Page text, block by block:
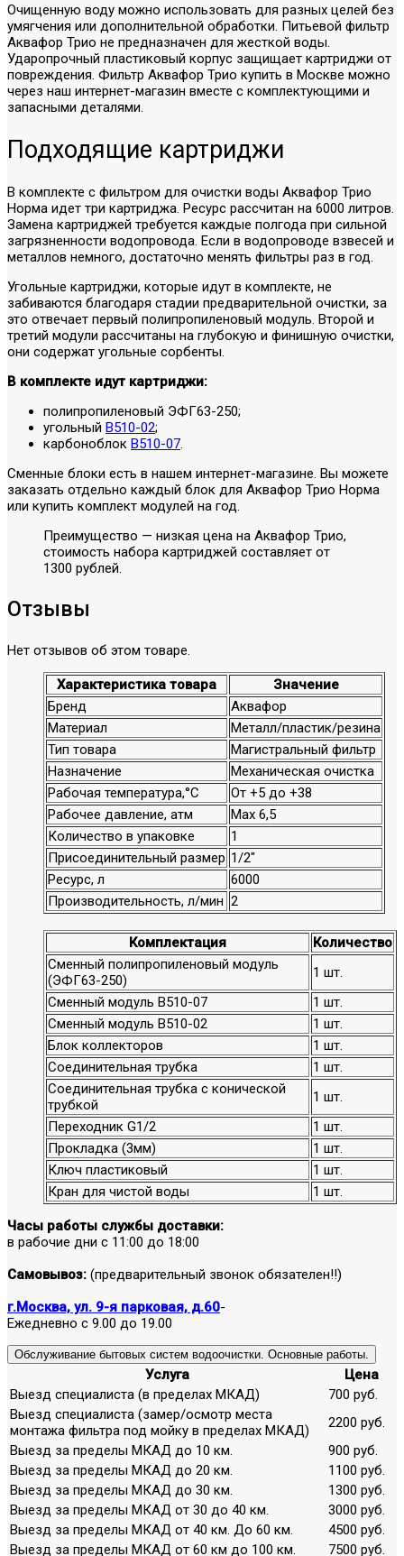
Очищенную воду можно использовать для разных целей без
умягчения или дополнительной обработки. Питьевой фильтр
Аквафор Трио не предназначен для жесткой воды.
Ударопрочный пластиковый корпус защищает картриджи от
повреждения. Фильтр Аквафор Трио купить в Москве можно
через наш интернет-магазин вместе с комплектующими и
запасными деталями.
Подходящие картриджи
В комплекте с фильтром для очистки воды Аквафор Трио
Норма идет три картриджа. Ресурс рассчитан на 6000 литров.
Замена картриджей требуется каждые полгода при сильной
загрязненности водопровода. Если в водопроводе взвесей и
металлов немного, достаточно менять фильтры раз в год.
Угольные картриджи, которые идут в комплекте, не
забиваются благодаря стадии предварительной очистки, за
это отвечает первый полипропиленовый модуль. Второй и
третий модули рассчитаны на глубокую и финишную очистки,
они содержат угольные сорбенты.
В комплекте идут картриджи:
полипропиленовый ЭФГ63-250;
угольный B510-02;
карбоноблок B510-07.
Сменные блоки есть в нашем интернет-магазине. Вы можете
заказать отдельно каждый блок для Аквафор Трио Норма
или купить комплект модулей на год.
Преимущество — низкая цена на Аквафор Трио,
стоимость набора картриджей составляет от
1300 рублей.
Отзывы
Нет отзывов об этом товаре.
Характеристика товара
Значение
Бренд
Аквафор
Материал
Металл/пластик/резина
Тип товара
Магистральный фильтр
Назначение
Механическая очистка
Рабочая температура,°С
От +5 до +38
Рабочее давление, атм
Max 6,5
Количество в упаковке
1
Присоединительный размер 1/2"
Ресурс, л
6000
Производительность, л/мин 2
Комплектация
Количество
Сменный полипропиленовый модуль
(ЭФГ63-250)
1 шт.
Сменный модуль B510-07
1 шт.
Сменный модуль B510-02
1 шт.
Блок коллекторов
1 шт.
Соединительная трубка
1 шт.
Соединительная трубка с конической
трубкой
1 шт.
Переходник G1/2
1 шт.
Прокладка (3мм)
1 шт.
Ключ пластиковый
1 шт.
Кран для чистой воды
1 шт.
Часы работы службы доставки:
в рабочие дни с 11:00 до 18:00
Самовывоз: (предварительный звонок обязателен!!)
г.Москва, ул. 9-я парковая, д.60-
Ежедневно с 9.00 до 19.00
Обслуживание бытовых систем водоочистки. Основные работы.
Услуга
Цена
Выезд специалиста (в пределах МКАД)
700 руб.
Выезд специалиста (замер/осмотр места
монтажа фильтра под мойку в пределах МКАД)
2200 руб.
Выезд за пределы МКАД до 10 км.
900 руб.
Выезд за пределы МКАД до 20 км.
1100 руб.
Выезд за пределы МКАД до 30 км.
1300 руб.
Выезд за пределы МКАД от 30 до 40 км.
3000 руб.
Выезд за пределы МКАД от 40 км. До 60 км.
4500 руб.
Выезд за пределы МКАД от 60 км до 100 км.
7500 руб.